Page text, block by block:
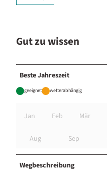
Gut zu wissen
Beste Jahreszeit
geeignet wetterabhängig
Jan Feb Mär
Aug Sep
Wegbeschreibung